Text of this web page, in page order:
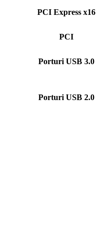
PCI Express x16
PCI
Porturi USB 3.0
Porturi USB 2.0